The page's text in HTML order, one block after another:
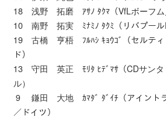
18 浅野 拓磨 ｱｻﾉ ﾀｸﾏ（VfLボーフム
10 南野 拓実 ﾐﾅﾐﾉ ﾀｸﾐ（リバプール
19 古橋 亨梧 ﾌﾙﾊｼ ｷｮｳｺﾞ（セルティ
ド）
13 守田 英正 ﾓﾘﾀ ﾋﾃﾞﾏｻ（CDサンタ
ル）
9 鎌田 大地 ｶﾏﾀﾞ ﾀﾞｲﾁ（アイントラ
／ドイツ）